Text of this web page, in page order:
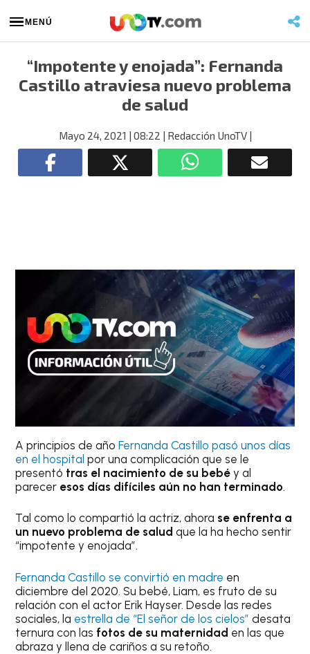
MENÚ
“Impotente y enojada”: Fernanda
Castillo atraviesa nuevo problema
de salud
Mayo 24, 2021 | 08:22 | Redacción UnoTV|
A principios de añoFernanda Castillo pasó unos días
en el hospital por una complicación que se le
presentó tras el nacimiento de su bebé y al
parecer esos días difíciles aún no han terminado.
Tal como lo compartió la actriz, ahora se enfrenta a
un nuevo problema de salud que la ha hecho sentir
“impotente y enojada”.
Fernanda Castillo se convirtió en madre en
diciembre del 2020. Su bebé, Liam, es fruto de su
relación con el actor Erik Hayser. Desde las redes
sociales, la estrella de “El señor de los cielos” desata
ternura con las fotos de su maternidad en las que
abraza y llena de cariños a su retoño.